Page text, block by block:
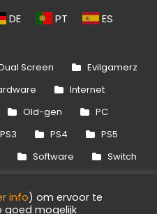
DE PT ES
Screen
Evilgamerz
Internet
Old-gen
PC
PS3 PS4
PS5
Software
Switch
Xbox Series
info) om ervoor te
goed mogelijk